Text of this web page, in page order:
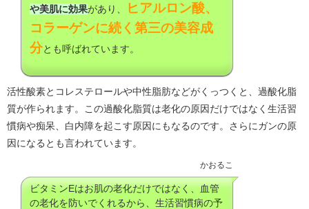
や美肌に効果があり、
ヒアルロン酸、
コラーゲンに続く第三の美容成
分とも呼ばれています。
活性酸素とコレステロールや中性脂肪などがくっつくと、過酸化脂
質が作られます。この過酸化脂質は老化の原因だけではなく生活習
慣病や痴呆、白内障を起こす原因にもなるのです。さらにガンの原
因になるとも言われています。
かおるこ
ビタミンEはお肌の老化だけではなく、血管
の老化を防いでくれるから、生活習慣病の予